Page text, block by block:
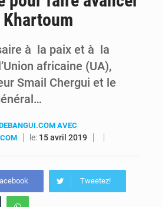
FIFA : sous pression, Gianni Infantino convoque une réunion de crise au Maroc après l’échec de son projet de réforme
Khartoum
à la paix et à la
africaine (UA),
Smail Chergui et le
AVEC
le: 15 avril 2019
Tweetez!